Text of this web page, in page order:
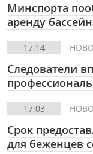
Минспорта
аренду
17:14
Следователи
17:03
Срок
для беженцев